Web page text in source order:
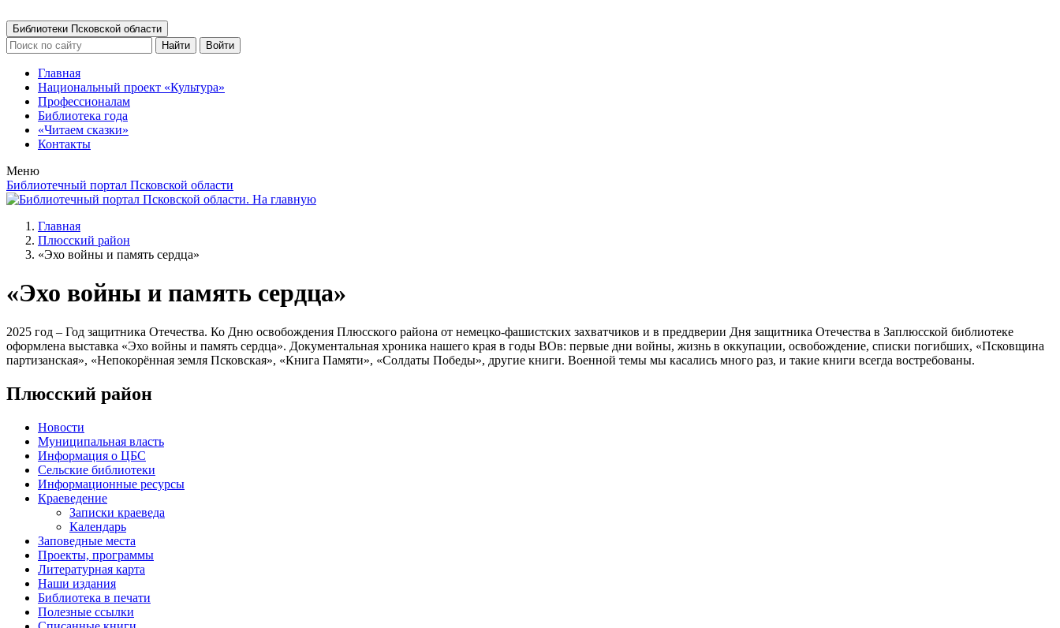
Библиотеки Псковской области
Найти
Войти
Главная
Национальный проект «Культура»
Профессионалам
Библиотека года
«Читаем сказки»
Контакты
Меню
Библиотечный портал Псковской области
Главная
Плюсский район
«Эхо войны и память сердца»
«Эхо войны и память сердца»
2025 год – Год защитника Отечества. Ко Дню освобождения Плюсского района от немецко-фашистских захватчиков и в преддверии Дня защитника Отечества в Заплюсской библиотеке
оформлена выставка «Эхо войны и память сердца». Документальная хроника нашего края в годы ВОв: первые дни войны, жизнь в оккупации, освобождение, списки погибших, «Псковщина
партизанская», «Непокорённая земля Псковская», «Книга Памяти», «Солдаты Победы», другие книги. Военной темы мы касались много раз, и такие книги всегда востребованы.
Плюсский район
Новости
Муниципальная власть
Информация о ЦБС
Сельские библиотеки
Информационные ресурсы
Краеведение
Записки краеведа
Календарь
Заповедные места
Проекты, программы
Литературная карта
Наши издания
Библиотека в печати
Полезные ссылки